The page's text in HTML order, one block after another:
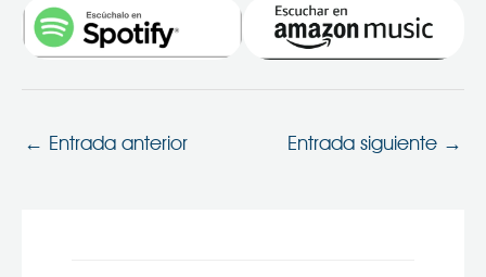
← Entrada anterior Entrada siguiente →